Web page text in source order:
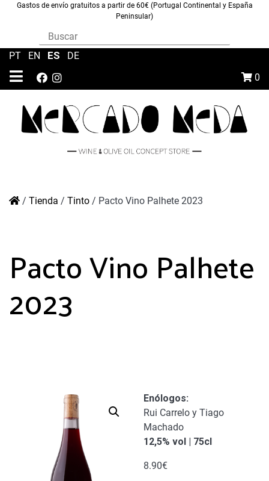
Gastos de envío gratuitos a partir de 60€ (Portugal Continental y España
Peninsular)
0
PT EN ES DE
/ Tienda / Tinto / Pacto Vino Palhete 2023
Pacto Vino Palhete
2023
Enólogos:
Rui Carrelo y Tiago
Machado
12,5% vol | 75cl
8.90€